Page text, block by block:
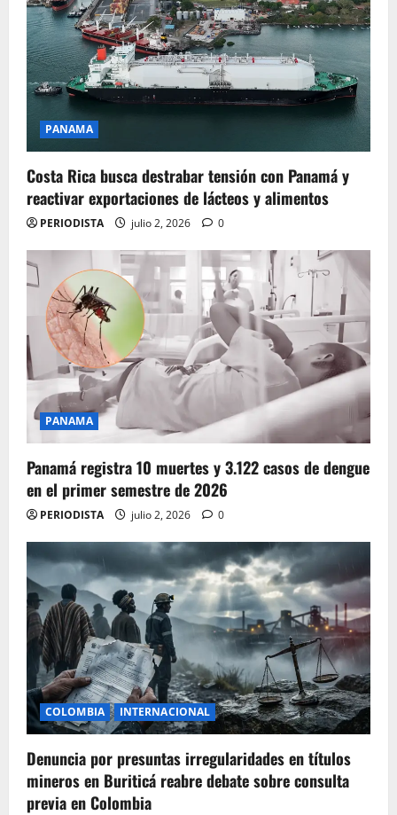
PANAMA
Costa Rica busca destrabar tensión con Panamá y
reactivar exportaciones de lácteos y alimentos
PERIODISTA julio 2, 2026 0
PANAMA
Panamá registra 10 muertes y 3.122 casos de dengue
en el primer semestre de 2026
PERIODISTA julio 2, 2026 0
COLOMBIA INTERNACIONAL
Denuncia por presuntas irregularidades en títulos
mineros en Buriticá reabre debate sobre consulta
previa en Colombia